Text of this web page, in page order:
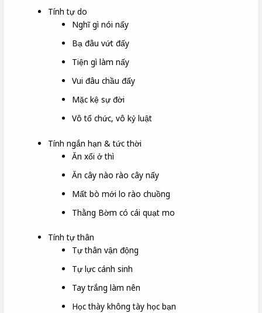
Tính tự do
Nghĩ gì nói nấy
Bạ đâu vứt đấy
Tiện gì làm nấy
Vui đâu chầu đấy
Mặc kệ sự đời
Vô tổ chức, vô kỷ luật
Tính ngắn hạn & tức thời
Ăn xổi ở thì
Ăn cây nào rào cây nấy
Mất bò mới lo rào chuồng
Thằng Bờm có cái quạt mo
Tính tự thân
Tự thân vận động
Tự lực cánh sinh
Tay trắng làm nên
Học thày không tày học bạn